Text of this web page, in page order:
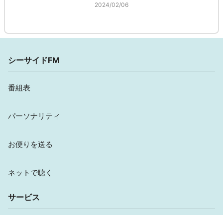
2024/02/06
シーサイドFM
番組表
パーソナリティ
お便りを送る
ネットで聴く
サービス